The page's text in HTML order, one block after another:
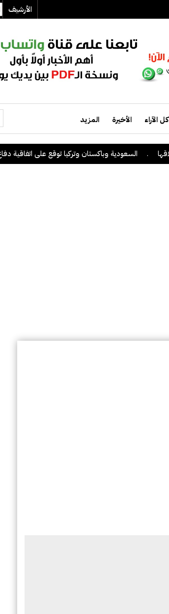
الأرشيف
كل الآراء الأخيرة المزيد
السعودية وباكستان وتركيا توقع على اتفاقية دفاع مشترك